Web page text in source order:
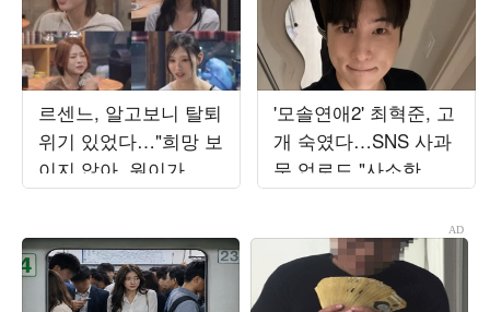
르센느, 알고보니 탈퇴
위기 있었다…"희망 보
이지 않아, 원이가 부
모님 설득" ('전참시')
'모솔연애2' 최혁준, 고
개 숙였다…SNS 사과
문 업로드 "사소한 일
에도 예민하게 반응해"